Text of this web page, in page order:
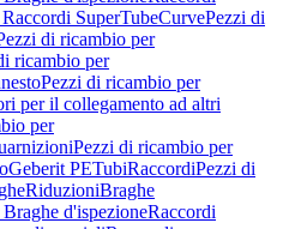
SuperTubeCurvePezzi di
di ricambio per
ricambio per
Pezzi di ricambio per
per il collegamento ad altri
per
Pezzi di ricambio per
Geberit PETubiRaccordiPezzi di
RiduzioniBraghe
d'ispezioneRaccordi